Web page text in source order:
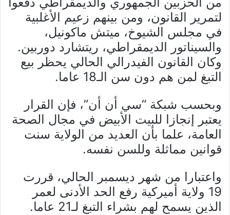
لتمرير القانون، ومن بينهم زعيم الأغلبية
في مجلس الشيوخ، ميتش ماكونيل،
والسيناتور الديمقراطي، ريتشارد دوربين.
وكان القانون الفيدرالي الحالي يحظر بيع
التبغ لمن هم دون سن الـ18 عاما.
وبحسب شبكة “سي أن أن”، فإن القرار
يعتبر إنجازا للبيت الأبيض في مجال الصحة
العامة، علما بأن العديد من الولاية سنت
قوانين مماثلة وللسن نفسه.
واعتبارا من شهر ديسمبر الحالي، قررت
19 ولاية أميركية رفع الحد الأدنى لعمر
الذين يسمح لهم بشراء التبغ لـ21 عاما.